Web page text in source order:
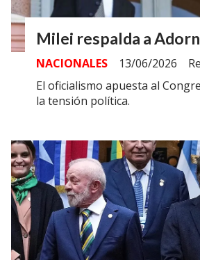
Milei respalda a
NACIONALES
13/06/2026
El oficialismo apuesta al
la tensión política.